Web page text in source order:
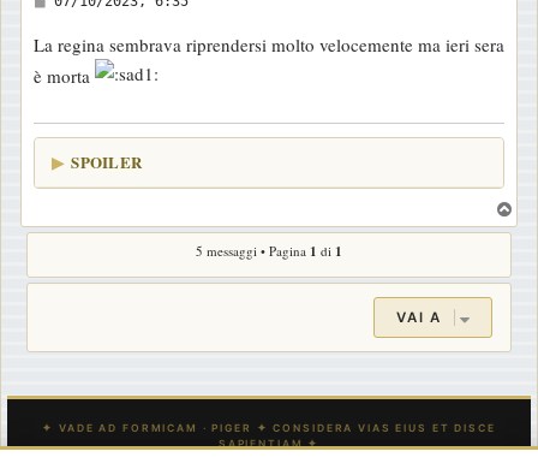
s
s
g
g
o
La regina sembrava riprendersi molto velocemente ma ieri sera
è morta
SPOILER
o
5 messaggi • Pagina 1 di 1
VAI A